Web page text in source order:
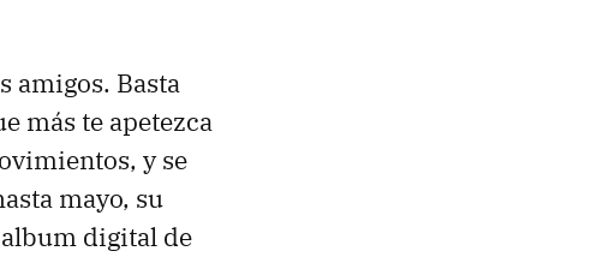
amigos. Basta
más te apetezca
y se
mayo, su
digital de